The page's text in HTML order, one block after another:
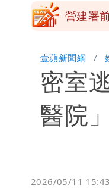
營建署
慈濟買
壹蘋新聞網
密室
醫院
2026/05/11 15:43